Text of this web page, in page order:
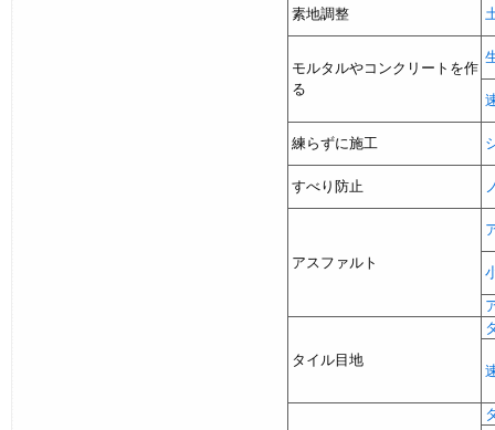
素地調整
モルタルやコンクリートを作
る
練らずに施工
すべり防止
アスファルト
タイル目地